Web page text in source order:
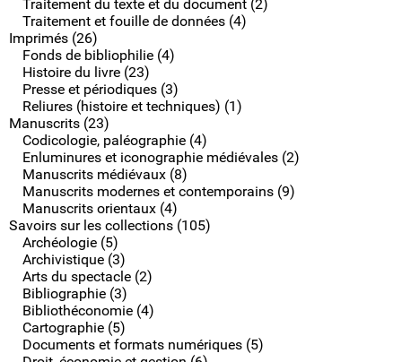
Traitement du texte et du document (2)
Traitement et fouille de données (4)
Imprimés (26)
Fonds de bibliophilie (4)
Histoire du livre (23)
Presse et périodiques (3)
Reliures (histoire et techniques) (1)
Manuscrits (23)
Codicologie, paléographie (4)
Enluminures et iconographie médiévales (2)
Manuscrits médiévaux (8)
Manuscrits modernes et contemporains (9)
Manuscrits orientaux (4)
Savoirs sur les collections (105)
Archéologie (5)
Archivistique (3)
Arts du spectacle (2)
Bibliographie (3)
Bibliothéconomie (4)
Cartographie (5)
Documents et formats numériques (5)